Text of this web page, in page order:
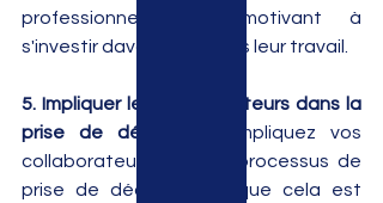
professionnelle, les motivant à
s'investir davantage dans leur travail.
5. Impliquer les collaborateurs dans la
prise de décisions :
Impliquez vos
collaborateurs dans le processus de
prise de décisions lorsque cela est